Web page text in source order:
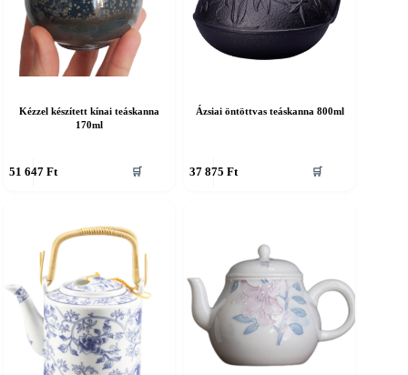
Kézzel készített kínai teáskanna
170ml
51 647 Ft 🛒
Ázsiai öntöttvas teáskanna 800ml
37 875 Ft 🛒